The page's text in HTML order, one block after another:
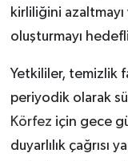
kirliliğini
oluşturmayı
Yetkililer, temizlik
periyodik olarak
Körfez için gece
duyarlılık çağrısı